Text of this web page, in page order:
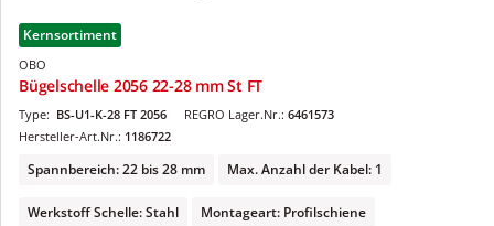
Kernsortiment
OBO
Bügelschelle 2056 22-28 mm St FT
REGRO Lager.Nr.: 6461573
Type: BS-U1-K-28 FT 2056
Hersteller-Art.Nr.: 1186722
Spannbereich: 22 bis 28 mm Max. Anzahl der Kabel: 1
Werkstoff Schelle: Stahl Montageart: Profilschiene